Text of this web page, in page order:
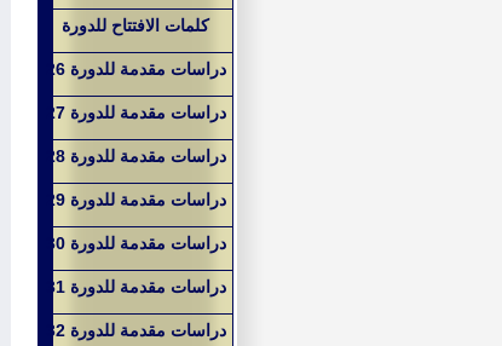
كلمات الافتتاح للدورة
دراسات مقدمة للدورة 26
دراسات مقدمة للدورة 27
دراسات مقدمة للدورة 28
دراسات مقدمة للدورة 29
دراسات مقدمة للدورة 30
دراسات مقدمة للدورة 31
دراسات مقدمة للدورة 32